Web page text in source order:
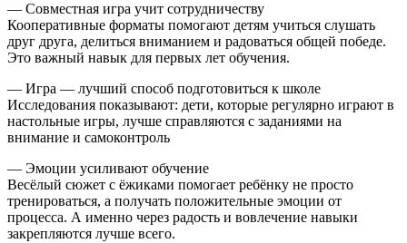
— Совместная игра учит сотрудничеству
Кооперативные форматы помогают детям учиться слушать
друг друга, делиться вниманием и радоваться общей победе.
Это важный навык для первых лет обучения.
— Игра — лучший способ подготовиться к школе
Исследования показывают: дети, которые регулярно играют в
настольные игры, лучше справляются с заданиями на
внимание и самоконтроль
— Эмоции усиливают обучение
Весёлый сюжет с ёжиками помогает ребёнку не просто
тренироваться, а получать положительные эмоции от
процесса. А именно через радость и вовлечение навыки
закрепляются лучше всего.